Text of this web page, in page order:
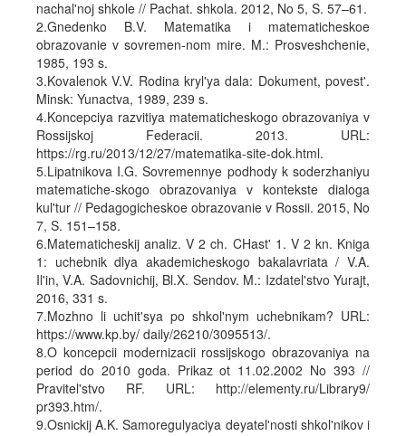
nachal'noj shkole // Pachat. shkola. 2012, No 5, S. 57–61.
2.Gnedenko B.V. Matematika i matematicheskoe
obrazovanie v sovremen-nom mire. M.: Prosveshchenie,
1985, 193 s.
3.Kovalenok V.V. Rodina kryl'ya dala: Dokument, povest'.
Minsk: Yunactva, 1989, 239 s.
4.Koncepciya razvitiya matematicheskogo obrazovaniya v
Rossijskoj Federacii. 2013. URL:
https://rg.ru/2013/12/27/matematika-site-dok.html.
5.Lipatnikova I.G. Sovremennye podhody k soderzhaniyu
matematiche-skogo obrazovaniya v kontekste dialoga
kul'tur // Pedagogicheskoe obrazovanie v Rossii. 2015, No
7, S. 151–158.
6.Matematicheskij analiz. V 2 ch. CHast' 1. V 2 kn. Kniga
1: uchebnik dlya akademicheskogo bakalavriata / V.A.
Il'in, V.A. Sadovnichij, Bl.X. Sendov. M.: Izdatel'stvo Yurajt,
2016, 331 s.
7.Mozhno li uchit'sya po shkol'nym uchebnikam? URL:
https://www.kp.by/ daily/26210/3095513/.
8.O koncepcii modernizacii rossijskogo obrazovaniya na
period do 2010 goda. Prikaz ot 11.02.2002 No 393 //
Pravitel'stvo RF. URL: http://elementy.ru/Library9/
pr393.htm/.
9.Osnickij A.K. Samoregulyaciya deyatel'nosti shkol'nikov i